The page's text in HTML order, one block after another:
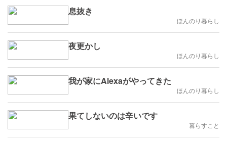
息抜き
ほんのり暮らし
夜更かし
ほんのり暮らし
我が家にAlexaがやってきた
ほんのり暮らし
果てしないのは辛いです
暮らすこと